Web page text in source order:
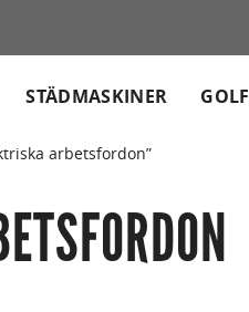
STÄDMASKINER GOLF
arbetsfordon”